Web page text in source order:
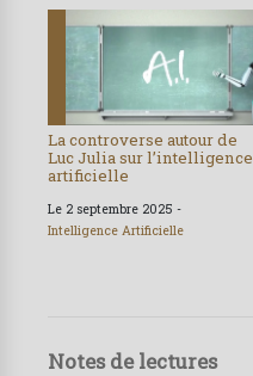
La controverse autour de
Luc Julia sur l’intelligence
artificielle
Le 2 septembre 2025 -
Intelligence Artificielle
Notes de lectures